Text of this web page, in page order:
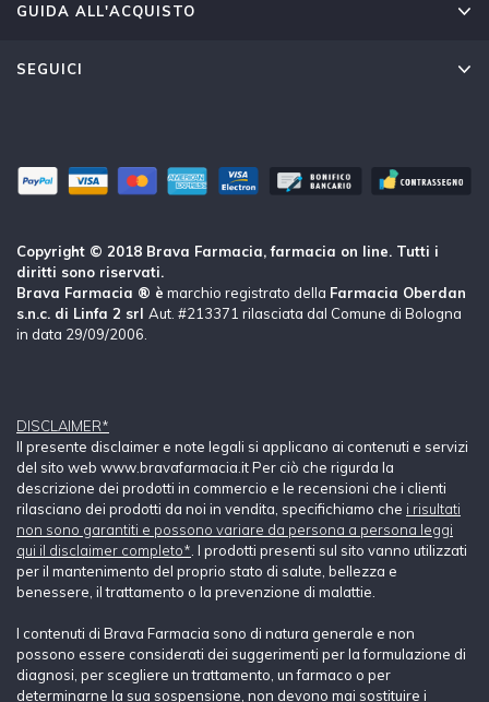
GUIDA ALL'ACQUISTO
SEGUICI
Copyright © 2018 Brava Farmacia, farmacia on line. Tutti i
diritti sono riservati.
Brava Farmacia ® è marchio registrato della Farmacia Oberdan
s.n.c. di Linfa 2 srl Aut. #213371 rilasciata dal Comune di Bologna
in data 29/09/2006.
DISCLAIMER*
Il presente disclaimer e note legali si applicano ai contenuti e servizi
del sito web www.bravafarmacia.it Per ciò che rigurda la
descrizione dei prodotti in commercio e le recensioni che i clienti
rilasciano dei prodotti da noi in vendita, specifichiamo che i risultati
non sono garantiti e possono variare da persona a persona leggi
qui il disclaimer completo* . I prodotti presenti sul sito vanno utilizzati
per il mantenimento del proprio stato di salute, bellezza e
benessere, il trattamento o la prevenzione di malattie.
I contenuti di Brava Farmacia sono di natura generale e non
possono essere considerati dei suggerimenti per la formulazione di
diagnosi, per scegliere un trattamento, un farmaco o per
determinarne la sua sospensione, non devono mai sostituire i